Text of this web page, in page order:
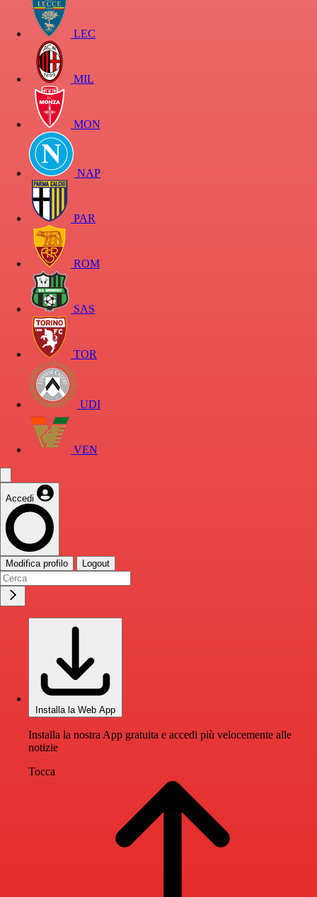
LEC
MIL
MON
NAP
PAR
ROM
SAS
TOR
UDI
VEN
Accedi
Modifica profilo Logout
Installa la Web App
Installa la nostra App gratuita e accedi più velocemente alle
notizie
Tocca